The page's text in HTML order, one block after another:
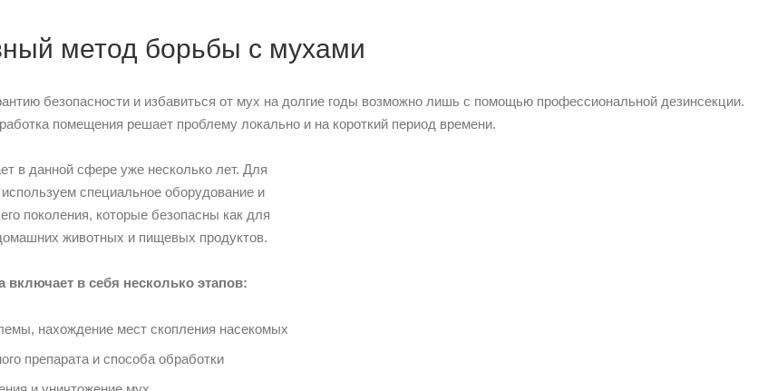
метод борьбы с мухами
безопасности и избавиться от мух на долгие годы возможно лишь с помощью профессиональной дезинсекции.
помещения решает проблему локально и на короткий период времени.
в данной сфере уже несколько лет. Для
специальное оборудование и
поколения, которые безопасны как для
животных и пищевых продуктов.
включает в себя несколько этапов:
нахождение мест скопления насекомых
препарата и способа обработки